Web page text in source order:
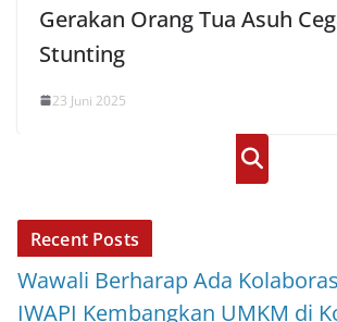
Gerakan Orang Tua Asuh
Stunting
23 Juni 2025
Cari
Recent Posts
Wawali Berharap Ada
IWAPI Kembangkan UMKM di